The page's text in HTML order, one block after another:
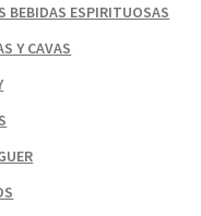
BEBIDAS ESPIRITUOSAS
Y CAVAS